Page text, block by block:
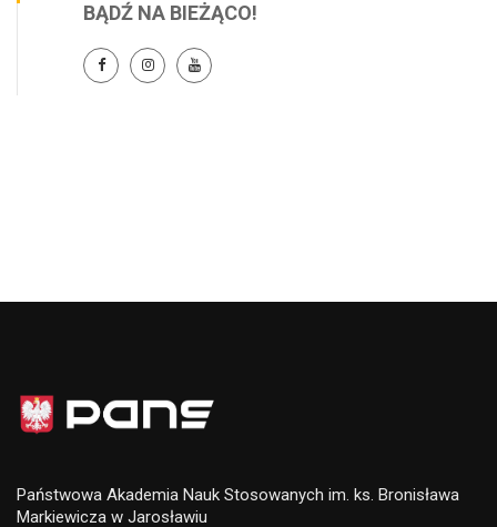
BĄDŹ NA BIEŻĄCO!
Państwowa Akademia Nauk Stosowanych im. ks. Bronisława
Markiewicza w Jarosławiu